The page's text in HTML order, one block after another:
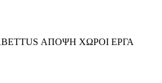
ΑΠΟΨΗ ΧΩΡΟΙ ΕΡΓΑ